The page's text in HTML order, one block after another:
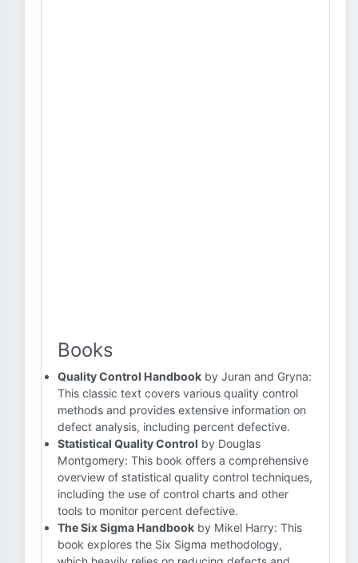
Books
Quality Control Handbook by Juran and Gryna:
This classic text covers various quality control
methods and provides extensive information on
defect analysis, including percent defective.
Statistical Quality Control by Douglas
Montgomery: This book offers a comprehensive
overview of statistical quality control techniques,
including the use of control charts and other
tools to monitor percent defective.
The Six Sigma Handbook by Mikel Harry: This
book explores the Six Sigma methodology,